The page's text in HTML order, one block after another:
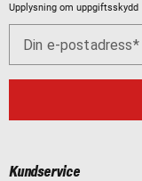
Upplysning om uppgiftsskydd
Din e-postadress
Kundservice